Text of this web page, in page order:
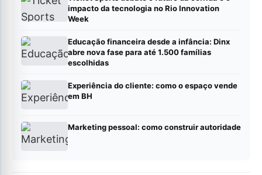
impacto da tecnologia no Rio Innovation
Week
Educação financeira desde a infância: Dinx
abre nova fase para até 1.500 famílias
escolhidas
Experiência do cliente: como o espaço vende
em BH
Marketing pessoal: como construir autoridade